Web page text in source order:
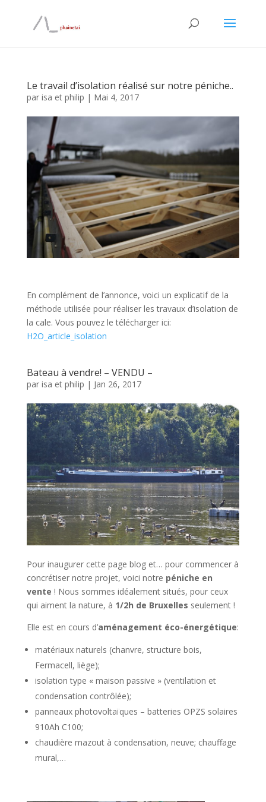
Le travail d’isolation réalisé sur notre péniche..
par isa et philip | Mai 4, 2017
En complément de l’annonce, voici un explicatif de la
méthode utilisée pour réaliser les travaux d’isolation de
la cale. Vous pouvez le télécharger ici:
H2O_article_isolation
Bateau à vendre! – VENDU –
par isa et philip | Jan 26, 2017
Pour inaugurer cette page blog et… pour commencer à
concrétiser notre projet, voici notre péniche en
vente ! Nous sommes idéalement situés, pour ceux
qui aiment la nature, à 1/2h de Bruxelles seulement !
Elle est en cours d’aménagement éco-énergétique:
matériaux naturels (chanvre, structure bois,
Fermacell, liège);
isolation type « maison passive » (ventilation et
condensation contrôlée);
panneaux photovoltaïques – batteries OPZS solaires
910Ah C100;
chaudière mazout à condensation, neuve; chauffage
mural,…